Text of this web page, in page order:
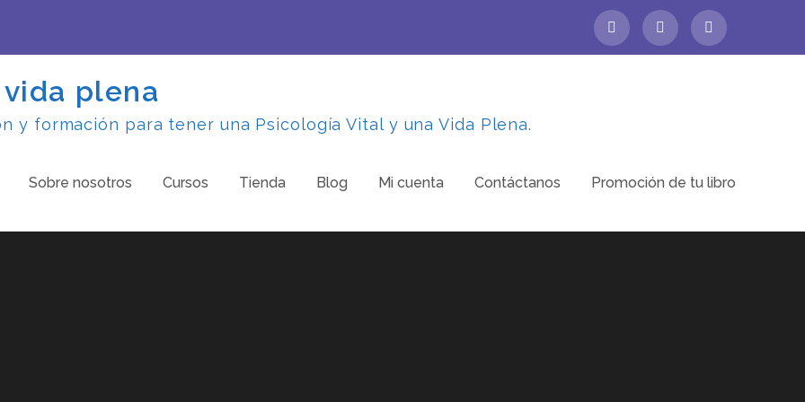
plena
y formación para tener una Psicología Vital y una Vida Plena.
Sobre nosotros Cursos Tienda Blog Mi cuenta Contáctanos Promoción de tu libro